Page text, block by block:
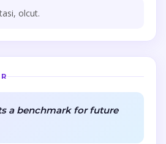
olcut.
a benchmark for future